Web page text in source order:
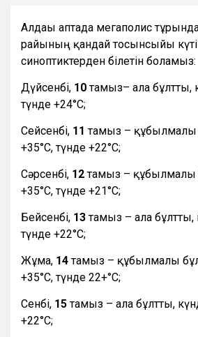
Алдағы аптада мегаполис
райының қандай тосынсыйы
синоптиктерден білетін боламыз:
Дүйсенбі, 10тамыз– ала бұлтты,
түнде +24°С;
Сейсенбі, 11тамыз – құбылмалы
+35°С, түнде +22°С;
Сәрсенбі, 12тамыз – құбылмалы
+35°С, түнде +21°С;
Бейсенбі, 13тамыз – ала бұлтты,
түнде +22°С;
Жұма, 14тамыз – құбылмалы
+35°С, түнде 22+°С;
Сенбі, 15тамыз – ала бұлтты,
+22°С;